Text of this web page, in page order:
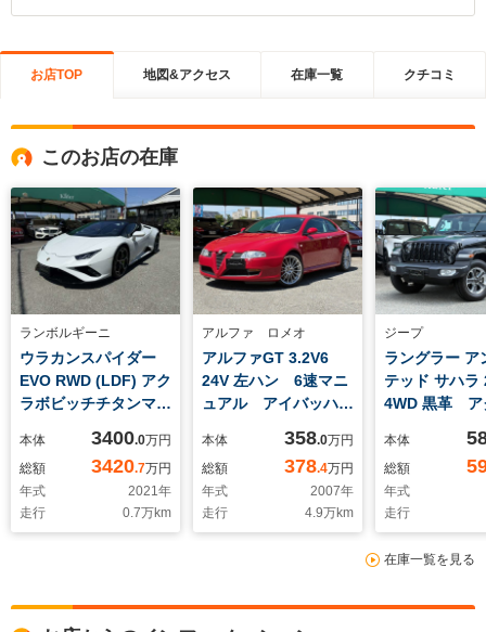
お店TOP 地図&アクセス 在庫一覧 クチコミ
このお店の在庫
ランボルギーニ
ウラカンスパイダー
EVO RWD (LDF) アク
ラボビッチチタンマフ
ジカルサス ダイナミ
ックステアリング カ
ーボンブレーキ グリ
ーンキャリパー 20
インチダイヤモンドカ
Bカメラ電動シート
本体 3400.0万円
総額
3420.7万円
年式
2021年
走行
0.7万km
アルファ ロメオ
アルファGT 3.2V6
24V 左ハン 6速マニ
ュアル アイバッハサ
km時タイミングベル
ト ウォーターポン
プ BSポテンザS001
交換済 4輪アライメ
ント調整済
本体 358.0万円
総額
378.4万円
年式
2007年
走行
4.9万km
ジープ
ラングラー ア
テッド サハラ
4WD 黒革 ア
ブラインド
レーンアシ
360°カメラ
ンオーナー
カープレー
ーナー
本体
総額
年式
走行
在庫一覧を見る